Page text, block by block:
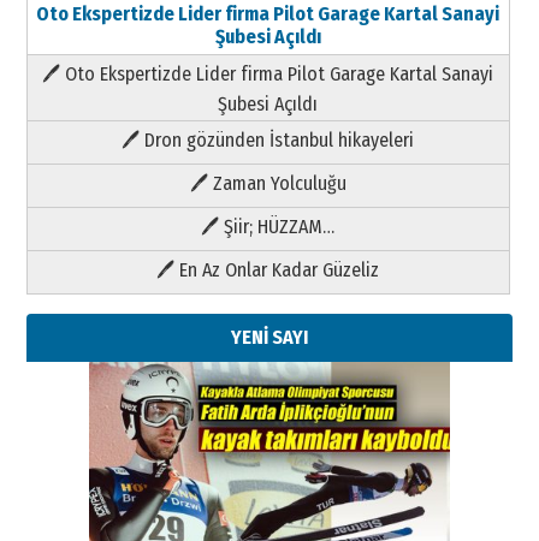
Oto Ekspertizde Lider firma Pilot Garage Kartal Sanayi
Şubesi Açıldı
🖊 Oto Ekspertizde Lider firma Pilot Garage Kartal Sanayi
Şubesi Açıldı
🖊 Dron gözünden İstanbul hikayeleri
🖊 Zaman Yolculuğu
🖊 Şiir; HÜZZAM…
🖊 En Az Onlar Kadar Güzeliz
YENİ SAYI